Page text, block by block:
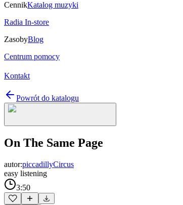
CennikKatalog muzyki
Radia In-store
ZasobyBlog
Centrum pomocy
Kontakt
Powrót do katalogu
On The Same Page
autor:piccadillyCircus
easy listening
3:50